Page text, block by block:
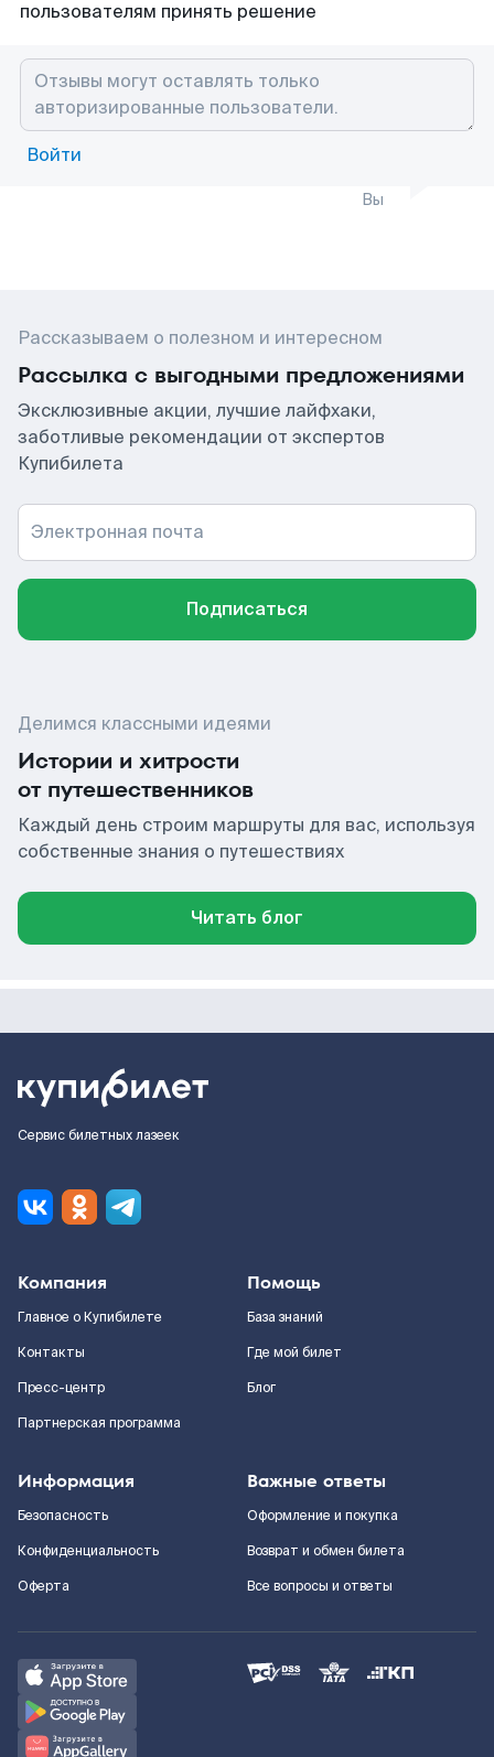
пользователям принять решение
Войти
Вы
Рассказываем о полезном и интересном
Рассылка с выгодными предложениями
Эксклюзивные акции, лучшие лайфхаки,
заботливые рекомендации от экспертов
Купибилета
Электронная почта
Подписаться
Делимся классными идеями
Истории и хитрости
от путешественников
Каждый день строим маршруты для вас, используя
собственные знания о путешествиях
Читать блог
Сервис билетных лазеек
Компания
Главное о Купибилете
Контакты
Пресс-центр
Партнерская программа
Помощь
База знаний
Где мой билет
Блог
Информация
Безопасность
Конфиденциальность
Оферта
Важные ответы
Оформление и покупка
Возврат и обмен билета
Все вопросы и ответы